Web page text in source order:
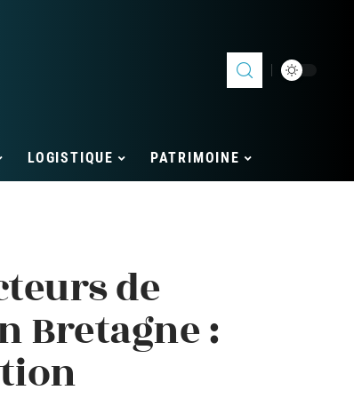
LOGISTIQUE PATRIMOINE
de
Bretagne :